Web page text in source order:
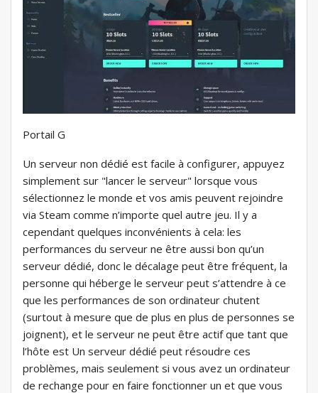
Portail G
Un serveur non dédié est facile à configurer, appuyez
simplement sur "lancer le serveur" lorsque vous
sélectionnez le monde et vos amis peuvent rejoindre
via Steam comme n’importe quel autre jeu. Il y a
cependant quelques inconvénients à cela: les
performances du serveur ne être aussi bon qu’un
serveur dédié, donc le décalage peut être fréquent, la
personne qui héberge le serveur peut s’attendre à ce
que les performances de son ordinateur chutent
(surtout à mesure que de plus en plus de personnes se
joignent), et le serveur ne peut être actif que tant que
l’hôte est Un serveur dédié peut résoudre ces
problèmes, mais seulement si vous avez un ordinateur
de rechange pour en faire fonctionner un et que vous